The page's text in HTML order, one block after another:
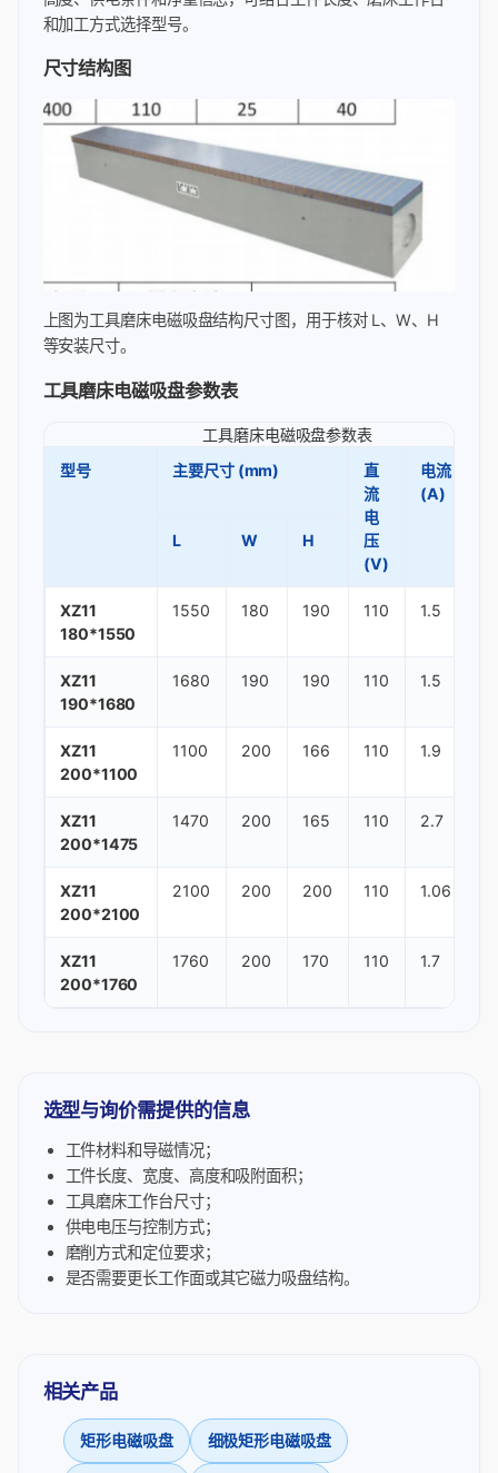
和加工方式选择型号。
尺寸结构图
上图为工具磨床电磁吸盘结构尺寸图，用于核对 L、W、H
等安装尺寸。
工具磨床电磁吸盘参数表
工具磨床电磁吸盘参数表
型号
主要尺寸 (mm)
直
流
电
压
(V)
电流
(A)
L W H
XZ11
180*1550
1550 180 190 110 1.5
XZ11
190*1680
1680 190 190 110 1.5
XZ11
200*1100
1100 200 166 110 1.9
XZ11
200*1475
1470 200 165 110 2.7
XZ11
200*2100
2100 200 200 110 1.06
XZ11
200*1760
1760 200 170 110 1.7
选型与询价需提供的信息
工件材料和导磁情况；
工件长度、宽度、高度和吸附面积；
工具磨床工作台尺寸；
供电电压与控制方式；
磨削方式和定位要求；
是否需要更长工作面或其它磁力吸盘结构。
相关产品
矩形电磁吸盘 细极矩形电磁吸盘